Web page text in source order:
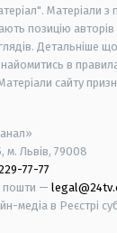
Матеріали з
позицію
Детальніше
в
сайту
м. Львів, 79008
77-77
пошти —
медіа в Реєстрі